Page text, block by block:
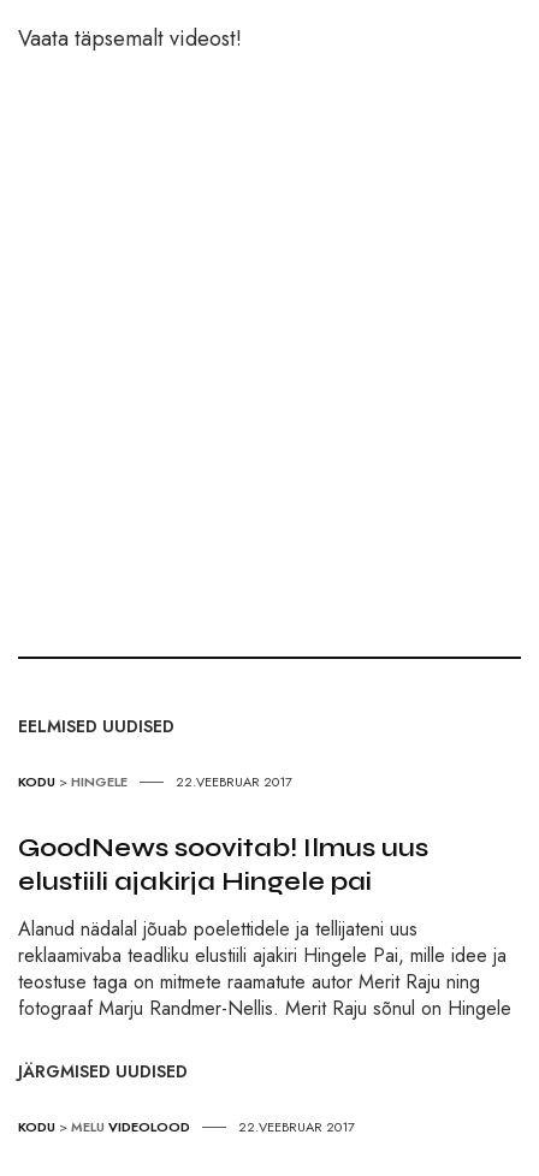
Vaata täpsemalt videost!
EELMISED UUDISED
KODU >HINGELE 22.VEEBRUAR 2017
GoodNews soovitab! Ilmus uus
elustiili ajakirja Hingele pai
Alanud nädalal jõuab poelettidele ja tellijateni uus
reklaamivaba teadliku elustiili ajakiri Hingele Pai, mille idee ja
teostuse taga on mitmete raamatute autor Merit Raju ning
fotograaf Marju Randmer-Nellis. Merit Raju sõnul on Hingele
JÄRGMISED UUDISED
KODU >MELU VIDEOLOOD 22.VEEBRUAR 2017